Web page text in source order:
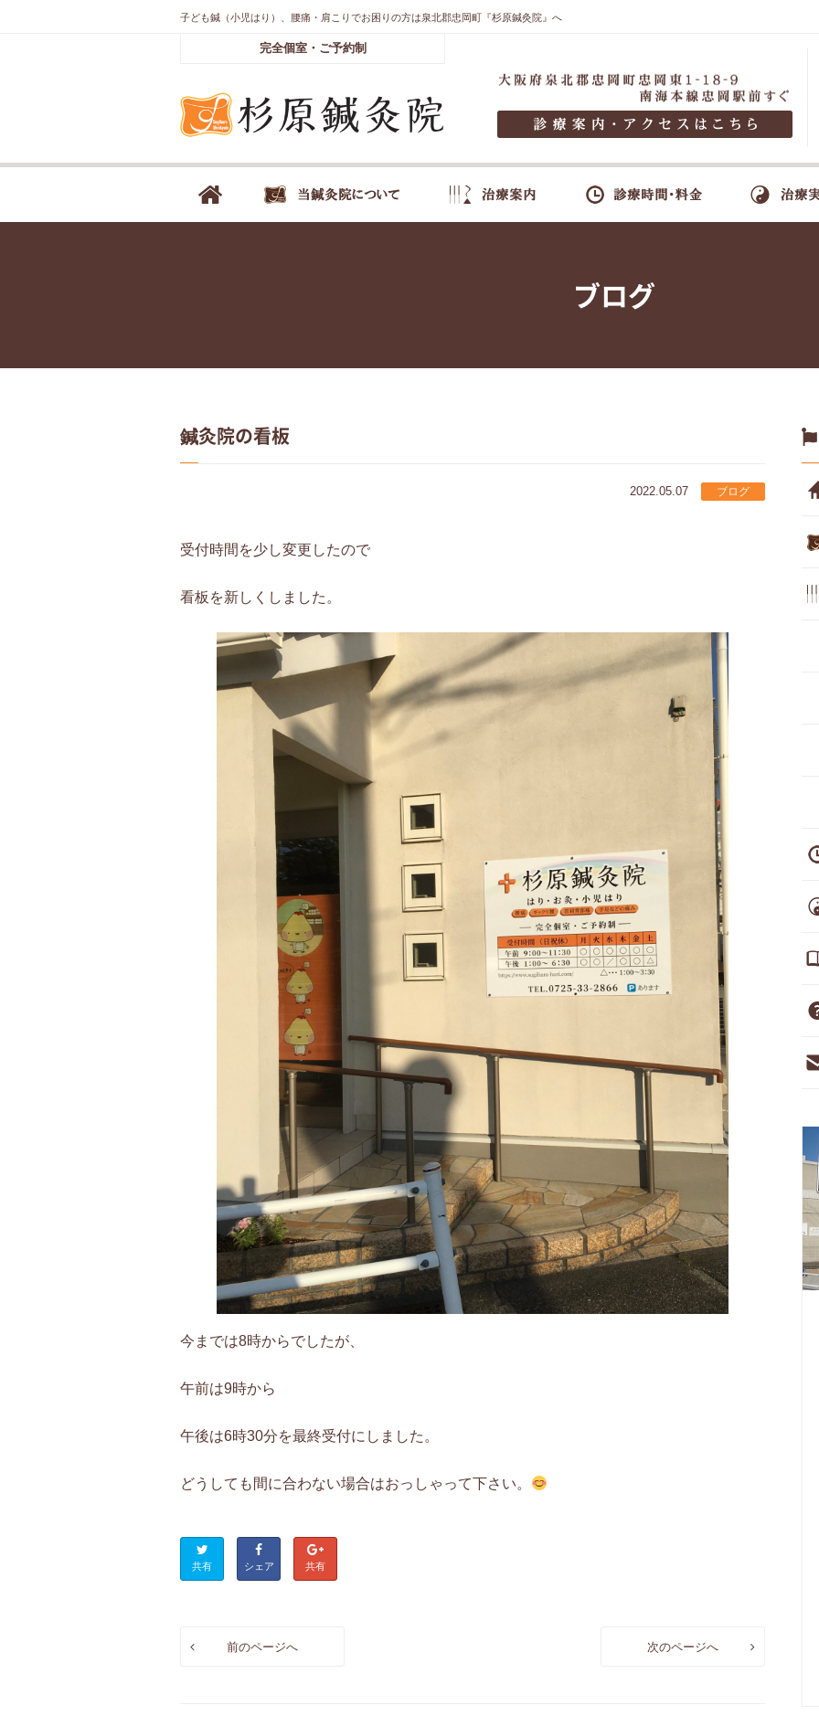
子ども鍼（小児はり）、腰痛・肩こりでお困りの方は泉北郡忠岡町『杉原鍼灸院』へ
完全個室・ご予約制
ブログ
鍼灸院の看板
2022.05.07 ブログ
受付時間を少し変更したので
看板を新しくしました。
今までは8時からでしたが、
午前は9時から
午後は6時30分を最終受付にしました。
どうしても間に合わない場合はおっしゃって下さい。
共有 シェア 共有
前のページへ 次のページへ